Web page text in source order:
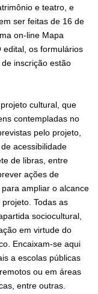
e teatro, e
ser feitas de 16 de
on-line Mapa
edital, os formulários
inscrição estão
cultural, que
contempladas no
pelo projeto,
acessibilidade
de libras, entre
ações de
ampliar o alcance
Todas as
sociocultural,
em virtude do
Encaixam-se aqui
a escolas públicas
ou em áreas
entre outras.